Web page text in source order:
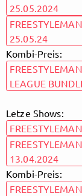
Follow
About
25.05.2024
25.05.24
Kombi-Preis:
LEAGUE
Letze Shows:
13.04.2024
Kombi-Preis: